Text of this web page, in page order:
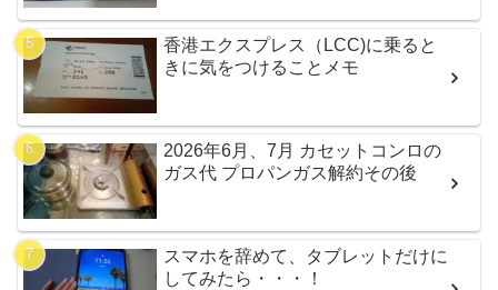
香港エクスプレス（LCC)に乗ると
きに気をつけることメモ
2026年6月、7月 カセットコンロの
ガス代 プロパンガス解約その後
スマホを辞めて、タブレットだけに
してみたら・・・！